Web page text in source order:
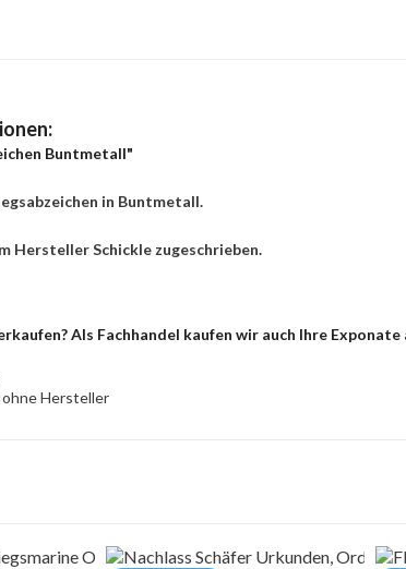
Buntmetall"
in Buntmetall.
Hersteller Schickle zugeschrieben.
Als Fachhandel kaufen wir auch Ihre
Hersteller